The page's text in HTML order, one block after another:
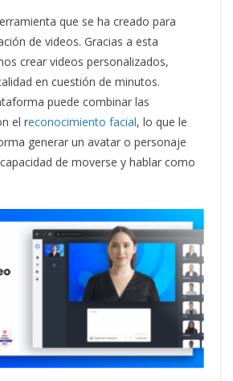
que se ha creado para
de videos. Gracias a esta
crear videos personalizados,
en cuestión de minutos.
puede combinar las
el reconocimiento facial, lo que le
generar un avatar o personaje
de moverse y hablar como